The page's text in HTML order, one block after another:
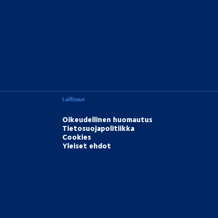
Laillisuus
Oikeudellinen huomautus
Tietosuojapolitiikka
Cookies
Yleiset ehdot